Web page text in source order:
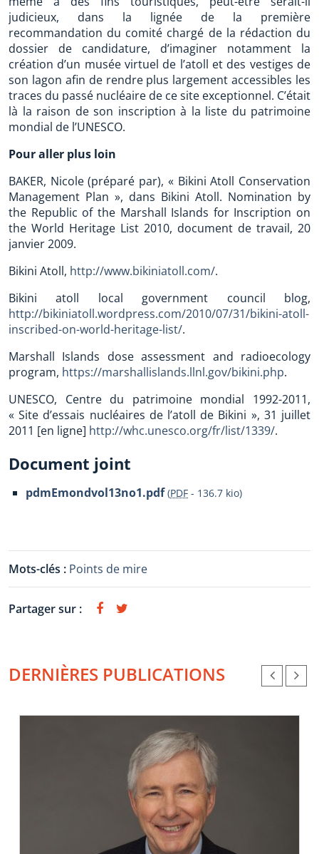
judicieux, dans la lignée de la première
recommandation du comité chargé de la rédaction du
dossier de candidature, d’imaginer notamment la
création d’un musée virtuel de l’atoll et des vestiges de
son lagon afin de rendre plus largement accessibles les
traces du passé nucléaire de ce site exceptionnel. C’était
là la raison de son inscription à la liste du patrimoine
mondial de l’UNESCO.
Pour aller plus loin
BAKER, Nicole (préparé par), « Bikini Atoll Conservation
Management Plan », dans Bikini Atoll. Nomination by
the Republic of the Marshall Islands for Inscription on
the World Heritage List 2010, document de travail, 20
janvier 2009.
Bikini Atoll, http://www.bikiniatoll.com/.
Bikini atoll local government council blog,
http://bikiniatoll.wordpress.com/2010/07/31/bikini-atoll-
inscribed-on-world-heritage-list/.
Marshall Islands dose assessment and radioecology
program, https://marshallislands.llnl.gov/bikini.php.
UNESCO, Centre du patrimoine mondial 1992-2011,
« Site d’essais nucléaires de l’atoll de Bikini », 31 juillet
2011 [en ligne] http://whc.unesco.org/fr/list/1339/.
Document joint
pdmEmondvol13no1.pdf (PDF - 136.7 kio)
Mots-clés : Points de mire
Partager sur :
DERNIÈRES PUBLICATIONS